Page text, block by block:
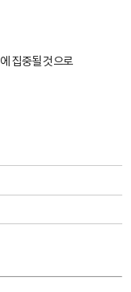
에 집중될 것으로